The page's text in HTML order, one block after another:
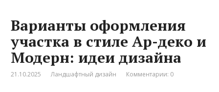
Варианты оформления
участка в стиле Ар-деко и
Модерн: идеи дизайна
21.10.2025 Ландшафтный дизайн Комментарии: 0